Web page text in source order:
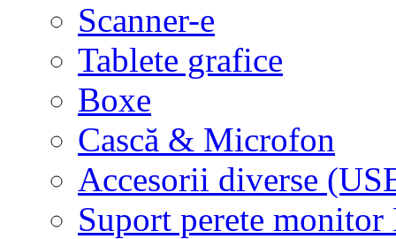
Scanner-e
Tablete grafice
Boxe
Cască & Microfon
Accesorii diverse
Suport perete